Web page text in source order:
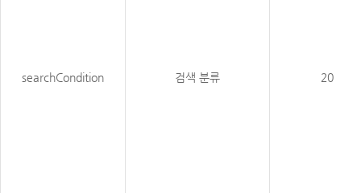
searchCondition 검색 분류 20